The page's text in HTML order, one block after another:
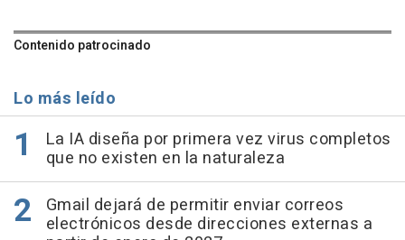
Contenido patrocinado
Lo más leído
La IA diseña por primera vez virus completos
que no existen en la naturaleza
Gmail dejará de permitir enviar correos
electrónicos desde direcciones externas a